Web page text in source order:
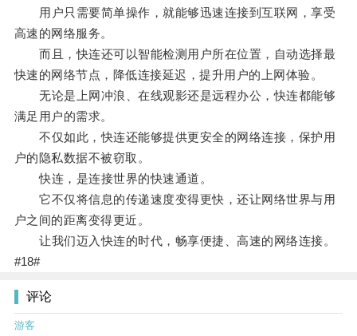
用户只需要简单操作，就能够迅速连接到互联网，享受
高速的网络服务。
而且，快连还可以智能检测用户所在位置，自动选择最
快速的网络节点，降低连接延迟，提升用户的上网体验。
无论是上网冲浪、在线观影还是远程办公，快连都能够
满足用户的需求。
不仅如此，快连还能够提供更安全的网络连接，保护用
户的隐私数据不被窃取。
快连，是连接世界的快速通道。
它不仅将信息的传递速度变得更快，还让网络世界与用
户之间的距离变得更近。
让我们迈入快连的时代，畅享便捷、高速的网络连接。
#18#
评论
游客